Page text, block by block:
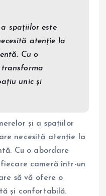
a spațiilor este
atenție la
Cu o
unic și
și a spațiilor
necesită atenție la
Cu o abordare
cameră într-un
să vă ofere o
și confortabilă.